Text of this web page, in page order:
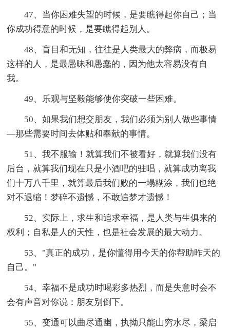
47、当你困难失望的时候，是要瞧得起你自己；当
你成功得意的时候，是要瞧得起别人。
48、盲目和无知，往往是人类最大的弊病，而极易
这样的人，是最愚昧和愚蠢的，因为他太容易没有自
我。
49、乐观与坚毅能够使你突破一些困难。
50、如果我们想交朋友，我们必须为别人做些事情
—那些需要时间去体贴和奉献的事情。
51、我不服输！就算我们不被看好，就算我们没有
后台，就算我们现在只是小酒吧的驻唱，就算成功离我
们十万八千里，就算最后我们败的一塌糊涂，我们也绝
对不退缩！梦碎不遗憾，不敢追梦才遗憾！
52、实际上，求生和追求幸福，是人类与生俱来的
权利；自私是人的天性，也是社会发展的最大动力。
53、"真正的成功，是你懂得用今天的你帮助昨天的
自己。"
54、幸福不是成功时喝彩多热烈，而是失意时会不
会有声音对你说：朋友别倒下。
55、变通可以曲尽通幽，执拗只能山穷水尽，梁启